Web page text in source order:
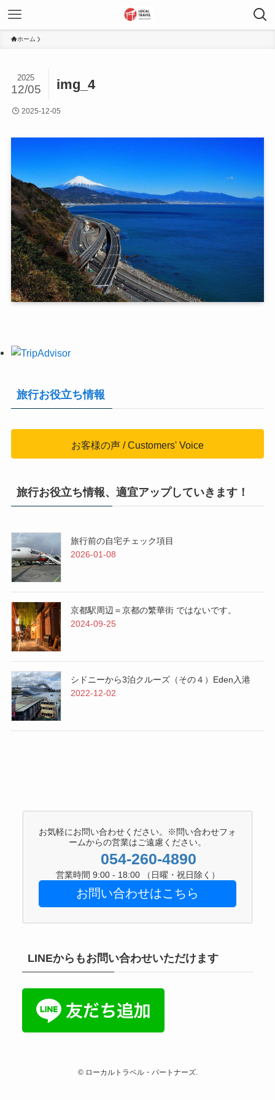
ホーム
img_4
2025
12/05
2025-12-05
旅行お役立ち情報
お客様の声 / Customers' Voice
旅行お役立ち情報、適宜アップしていきます！
旅行前の自宅チェック項目
2026-01-08
京都駅周辺＝京都の繁華街 ではないです。
2024-09-25
シドニーから3泊クルーズ（その４）Eden入港
2022-12-02
お気軽にお問い合わせください。※問い合わせフォ
ームからの営業はご遠慮ください。
054-260-4890
営業時間 9:00 - 18:00 （日曜・祝日除く）
お問い合わせはこちら
LINEからもお問い合わせいただけます
©ローカルトラベル・パートナーズ.